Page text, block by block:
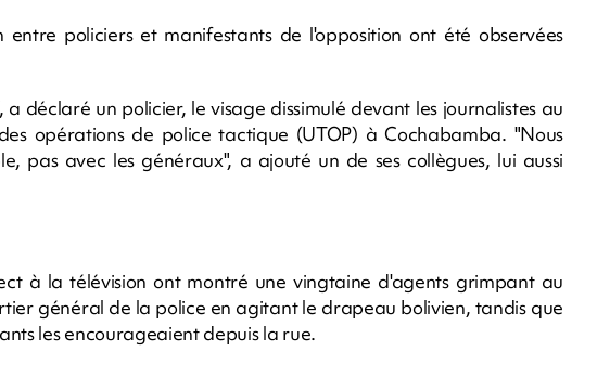
entre policiers et manifestants de l'opposition ont été observées
a déclaré un policier, le visage dissimulé devant les journalistes au
opérations de police tactique (UTOP) à Cochabamba. "Nous
pas avec les généraux", a ajouté un de ses collègues, lui aussi
à la télévision ont montré une vingtaine d'agents grimpant au
général de la police en agitant le drapeau bolivien, tandis que
les encourageaient depuis la rue.